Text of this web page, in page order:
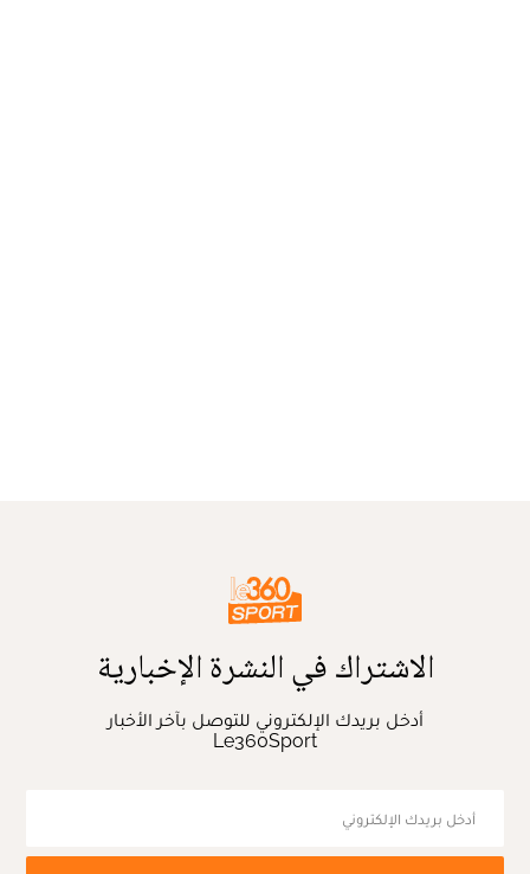
الاشتراك في النشرة الإخبارية
أدخل بريدك الإلكتروني للتوصل بآخر الأخبار
Le360Sport